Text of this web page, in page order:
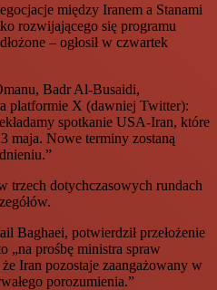
między Iranem a Stanami
rozwijającego się programu
– ogłosił w czwartek
Badr Al-Busaidi,
platformie X (dawniej Twitter):
spotkanie USA-Iran, które
maja. Nowe terminy zostaną
trzech dotychczasowych rundach
Baghaei, potwierdził przełożenie
„na prośbę ministra spraw
Iran pozostaje zaangażowany w
porozumienia.”